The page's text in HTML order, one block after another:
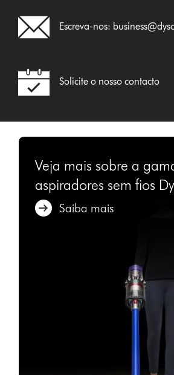
Escreva-nos:
Solicite o nosso contacto
Veja mais sobre a
aspiradores sem fios
Saiba mais